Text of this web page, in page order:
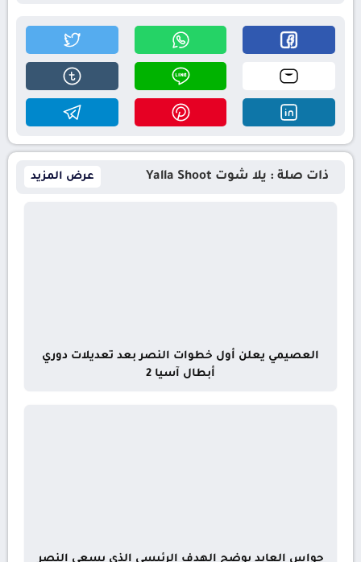
ذات صلة : يلا شوت Yalla Shoot عرض المزيد
العصيمي يعلن أول خطوات النصر بعد تعديلات دوري
أبطال آسيا 2
حواس العايد يوضح الهدف الرئيسي الذي يسعى النصر